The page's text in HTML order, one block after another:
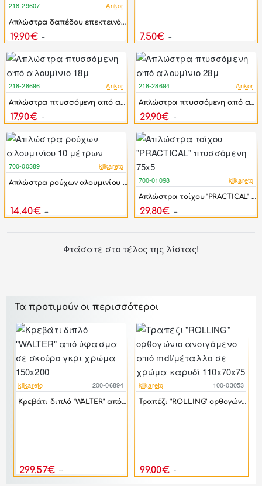
-38%
218-29607 Ankor
Απλώστρα δαπέδου επεκτεινόμενη/πτυσσόμενη από μέταλλο σε χρώμα μαύρο ματ 176x55x94
19.90€ 7.50€
-49%
218-28696 Ankor
Απλώστρα πτυσσόμενη από αλουμίνιο 18μ
17.90€
-29%
218-28694 Ankor
Απλώστρα πτυσσόμενη από αλουμίνιο 28μ
29.90€
-40%
700-00389 klikareto
Απλώστρα ρούχων αλουμινίου 10 μέτρων
14.40€
-54%
700-01098 klikareto
Απλώστρα τοίχου "PRACTICAL" πτυσσόμενη 75x5
29.80€
Φτάσατε στο τέλος της λίστας!
Τα προτιμούν οι περισσότεροι
-46%
klikareto 200-06894
Κρεβάτι διπλό "WALTER" από ύφασμα σε σκούρο γκρι χρώμα 150x200
299.57€
-53%
klikareto 100-03053
Τραπέζι "ROLLING" ορθογώνιο ανοιγόμενο από mdf/μέταλλο σε χρώμα καρυδί 110x70x75
99.00€